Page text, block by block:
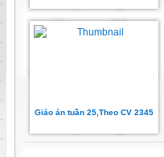
Giáo án tuần 25,Theo CV 2345